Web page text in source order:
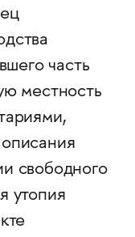
часть
местность
свободного
утопия